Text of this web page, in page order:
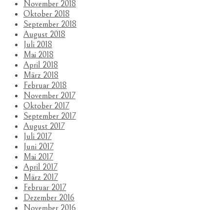
November 2018
Oktober 2018
September 2018
August 2018
Juli 2018
Mai 2018
April 2018
März 2018
Februar 2018
November 2017
Oktober 2017
September 2017
August 2017
Juli 2017
Juni 2017
Mai 2017
April 2017
März 2017
Februar 2017
Dezember 2016